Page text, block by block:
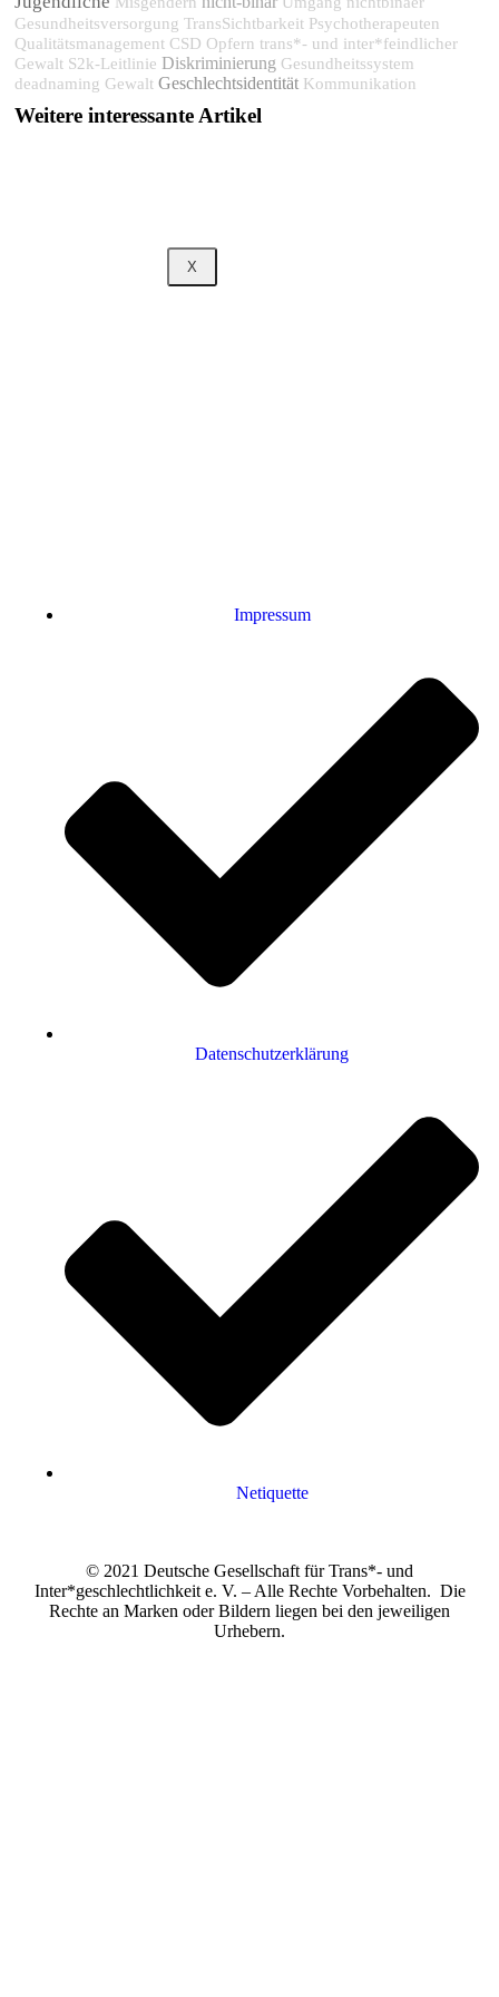
X
Gesundheitsversorgung TransSichtbarkeit Psychotherapeuten
Qualitätsmanagement CSD Opfern trans*- und inter*feindlicher
Gewalt S2k-Leitlinie Diskriminierung Gesundheitssystem
deadnaming Gewalt Geschlechtsidentität Kommunikation
Weitere interessante Artikel
Impressum
Datenschutzerklärung
Netiquette
© 2021 Deutsche Gesellschaft für Trans*- und
Inter*geschlechtlichkeit e. V. – Alle Rechte Vorbehalten. Die
Rechte an Marken oder Bildern liegen bei den jeweiligen
Urhebern.